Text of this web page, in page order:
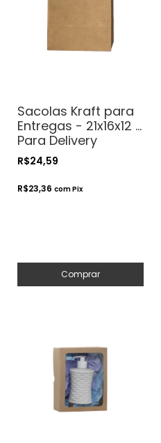
Sacolas Kraft para
Entregas - 21x16x12 -
Para Delivery
R$24,59
R$23,36 comPix
Comprar